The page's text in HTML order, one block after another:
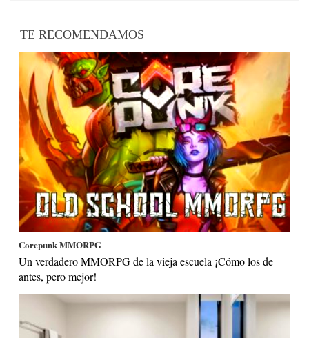
TE RECOMENDAMOS
Corepunk MMORPG
Un verdadero MMORPG de la vieja escuela ¡Cómo los de
antes, pero mejor!